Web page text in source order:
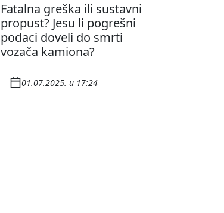
Fatalna greška ili sustavni
propust? Jesu li pogrešni
podaci doveli do smrti
vozača kamiona?
01.07.2025. u 17:24